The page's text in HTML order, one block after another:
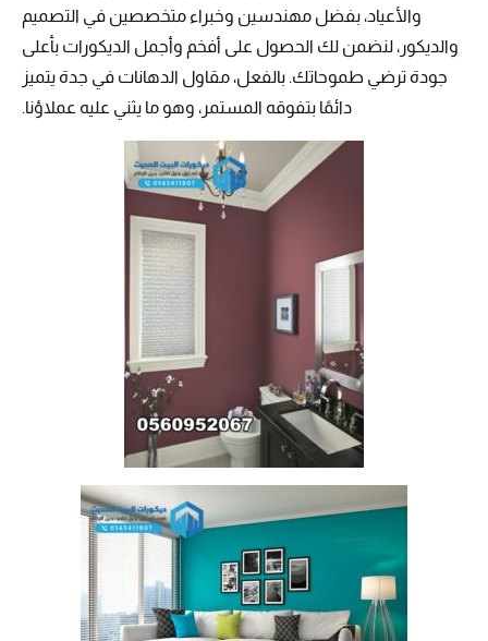
والأعياد، بفضل مهندسين وخبراء متخصصين في التصميم
والديكور، لنضمن لك الحصول على أفخم وأجمل الديكورات بأعلى
جودة ترضي طموحاتك. بالفعل، مقاول الدهانات في جدة يتميز
دائمًا بتفوقه المستمر، وهو ما يثني عليه عملاؤنا.